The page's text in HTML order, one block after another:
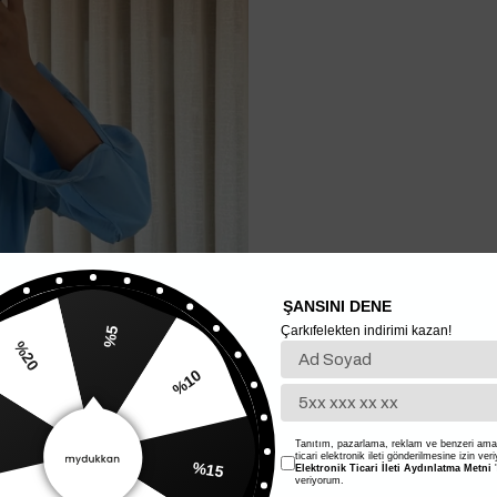
%5
%10
%15
%20
ŞANSINI DENE
Çarkıfelekten indirimi kazan!
Tanıtım, pazarlama, reklam ve benzeri
ticari elektronik ileti gönderilmesine izin
Elektronik Ticari İleti Aydınlatma Metni
veriyorum.